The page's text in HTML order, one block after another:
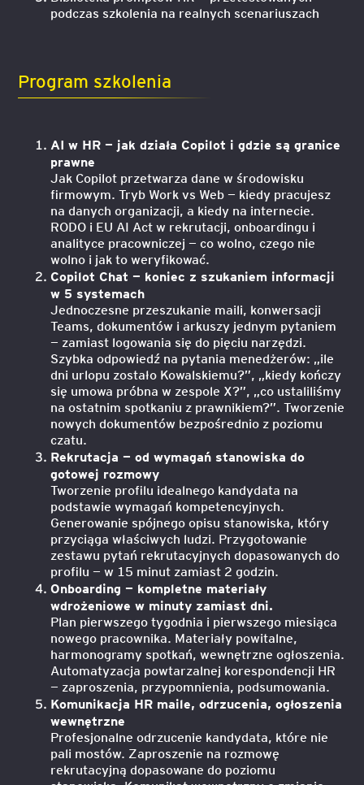
podczas szkolenia na realnych scenariuszach
Program szkolenia
AI w HR — jak działa Copilot i gdzie są granice
prawne
Jak Copilot przetwarza dane w środowisku
firmowym. Tryb Work vs Web — kiedy pracujesz
na danych organizacji, a kiedy na internecie.
RODO i EU AI Act w rekrutacji, onboardingu i
analityce pracowniczej — co wolno, czego nie
wolno i jak to weryfikować.
Copilot Chat — koniec z szukaniem informacji
w 5 systemach
Jednoczesne przeszukanie maili, konwersacji
Teams, dokumentów i arkuszy jednym pytaniem
— zamiast logowania się do pięciu narzędzi.
Szybka odpowiedź na pytania menedżerów: „ile
dni urlopu zostało Kowalskiemu?”, „kiedy kończy
się umowa próbna w zespole X?”, „co ustaliliśmy
na ostatnim spotkaniu z prawnikiem?”. Tworzenie
nowych dokumentów bezpośrednio z poziomu
czatu.
Rekrutacja — od wymagań stanowiska do
gotowej rozmowy
Tworzenie profilu idealnego kandydata na
podstawie wymagań kompetencyjnych.
Generowanie spójnego opisu stanowiska, który
przyciąga właściwych ludzi. Przygotowanie
zestawu pytań rekrutacyjnych dopasowanych do
profilu — w 15 minut zamiast 2 godzin.
Onboarding — kompletne materiały
wdrożeniowe w minuty zamiast dni.
Plan pierwszego tygodnia i pierwszego miesiąca
nowego pracownika. Materiały powitalne,
harmonogramy spotkań, wewnętrzne ogłoszenia.
Automatyzacja powtarzalnej korespondencji HR
— zaproszenia, przypomnienia, podsumowania.
Komunikacja HR maile, odrzucenia, ogłoszenia
wewnętrzne
Profesjonalne odrzucenie kandydata, które nie
pali mostów. Zaproszenie na rozmowę
rekrutacyjną dopasowane do poziomu